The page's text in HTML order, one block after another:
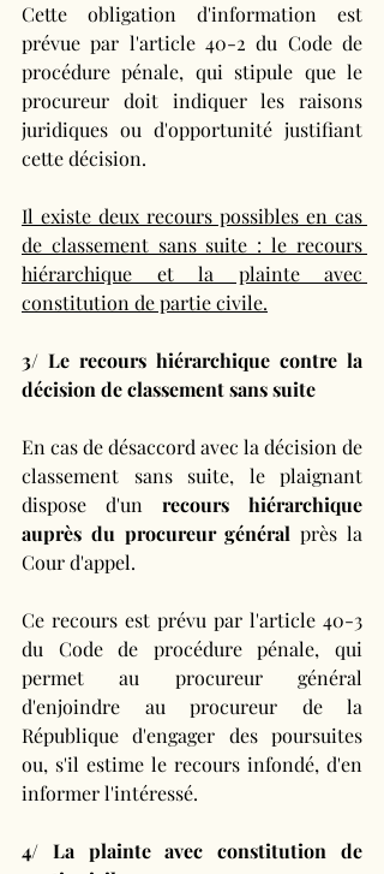
Cette obligation d'information est
prévue par l'article 40-2 du Code de
procédure pénale, qui stipule que le
procureur doit indiquer les raisons
juridiques ou d'opportunité justifiant
cette décision.
Il existe deux recours possibles en cas
de classement sans suite : le recours
hiérarchique et la plainte avec
constitution de partie civile.
3/ Le recours hiérarchique contre la
décision de classement sans suite
En cas de désaccord avec la décision de
classement sans suite, le plaignant
dispose d'un recours hiérarchique
auprès du procureur général près la
Cour d'appel.
Ce recours est prévu par l'article 40-3
du Code de procédure pénale, qui
permet au procureur général
d'enjoindre au procureur de la
République d'engager des poursuites
ou, s'il estime le recours infondé, d'en
informer l'intéressé.
4/ La plainte avec constitution de